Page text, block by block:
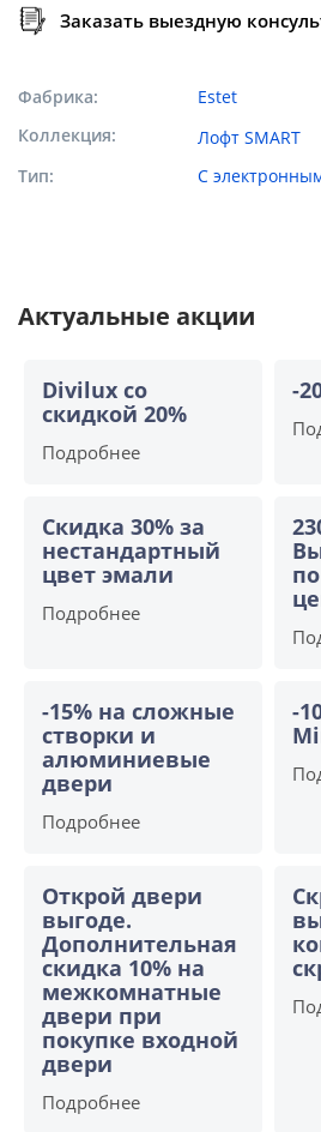
Заказать выездную
Фабрика
Estet
Коллекция
Лофт SMART
Тип
С
Актуальные акции
Divilux со
скидкой 20%
Подробнее
-
Скидка 30% за
нестандартный
цвет эмали
Подробнее
-15% на сложные
створки и
алюминиевые
двери
Подробнее
-
Открой двери
выгоде.
Дополнительная
скидка 10% на
межкомнатные
двери при
покупке входной
двери
Подробнее